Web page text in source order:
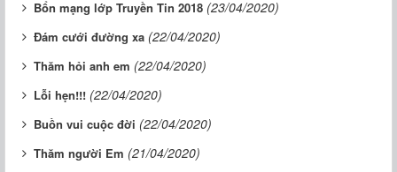
Bổn mạng lớp Truyền Tin 2018 (23/04/2020)
Đám cưới đường xa (22/04/2020)
Thăm hỏi anh em (22/04/2020)
Lỗi hẹn!!! (22/04/2020)
Buồn vui cuộc đời (22/04/2020)
Thăm người Em (21/04/2020)